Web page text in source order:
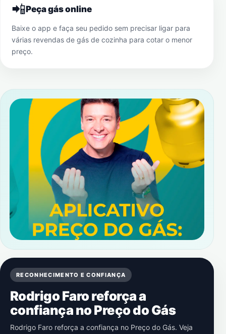
📲Peça gás online
Baixe o app e faça seu pedido sem precisar ligar para
várias revendas de gás de cozinha para cotar o menor
preço.
RECONHECIMENTO E CONFIANÇA
Rodrigo Faro reforça a
confiança no Preço do Gás
Rodrigo Faro reforça a confiança no Preço do Gás. Veja